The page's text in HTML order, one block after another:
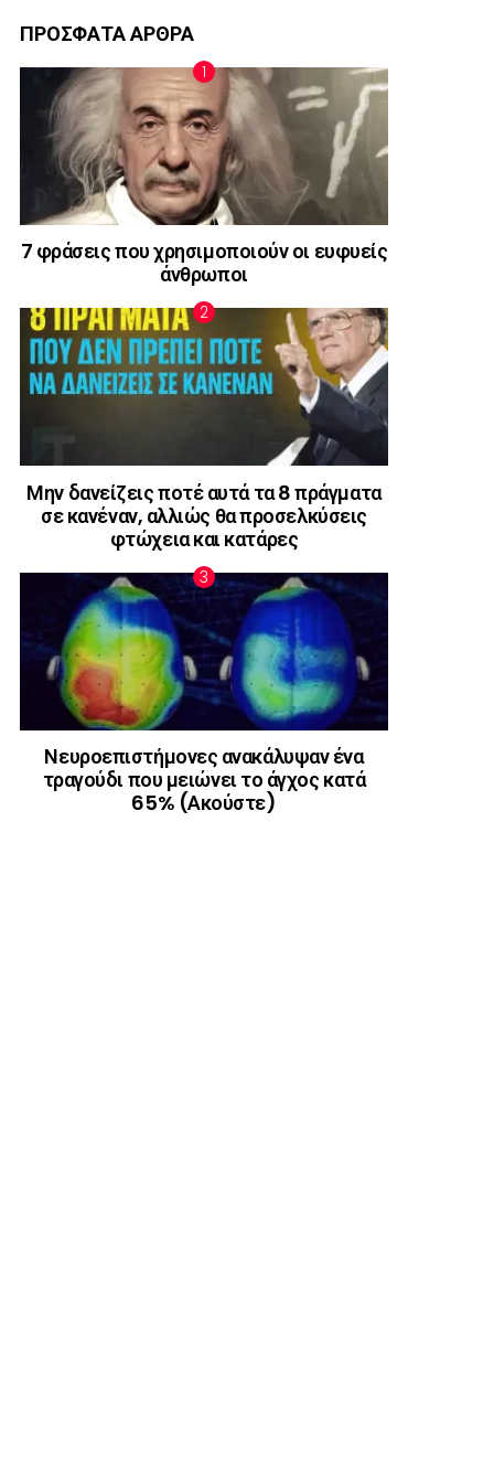
ΠΡΟΣΦΑΤΑ ΑΡΘΡΑ
7 φράσεις που χρησιμοποιούν οι ευφυείς
άνθρωποι
Μην δανείζεις ποτέ αυτά τα 8 πράγματα
σε κανέναν, αλλιώς θα προσελκύσεις
φτώχεια και κατάρες
Νευροεπιστήμονες ανακάλυψαν ένα
τραγούδι που μειώνει το άγχος κατά
65% (Ακούστε)